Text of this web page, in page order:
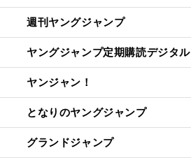
週刊ヤングジャンプ
ヤングジャンプ定期購読デジタル
ヤンジャン！
となりのヤングジャンプ
グランドジャンプ